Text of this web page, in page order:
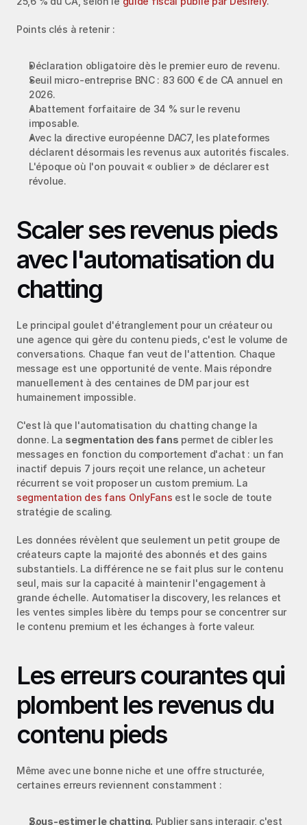
Points clés à retenir :
Déclaration obligatoire dès le premier euro de revenu.
Seuil micro-entreprise BNC : 83 600 € de CA annuel en
2026.
Abattement forfaitaire de 34 % sur le revenu
imposable.
Avec la directive européenne DAC7, les plateformes
déclarent désormais les revenus aux autorités fiscales.
L'époque où l'on pouvait « oublier » de déclarer est
révolue.
Scaler ses revenus pieds
avec l'automatisation du
chatting
Le principal goulet d'étranglement pour un créateur ou
une agence qui gère du contenu pieds, c'est le volume de
conversations. Chaque fan veut de l'attention. Chaque
message est une opportunité de vente. Mais répondre
manuellement à des centaines de DM par jour est
humainement impossible.
C'est là que l'automatisation du chatting change la
donne. La segmentation des fans permet de cibler les
messages en fonction du comportement d'achat : un fan
inactif depuis 7 jours reçoit une relance, un acheteur
segmentation des fans OnlyFans est le socle de toute
stratégie de scaling.
Les données révèlent que seulement un petit groupe de
créateurs capte la majorité des abonnés et des gains
substantiels. La différence ne se fait plus sur le contenu
seul, mais sur la capacité à maintenir l'engagement à
grande échelle. Automatiser la discovery, les relances et
les ventes simples libère du temps pour se concentrer sur
le contenu premium et les échanges à forte valeur.
Les erreurs courantes qui
plombent les revenus du
contenu pieds
Même avec une bonne niche et une offre structurée,
certaines erreurs reviennent constamment :
Sous-estimer le chatting. Publier sans interagir, c'est